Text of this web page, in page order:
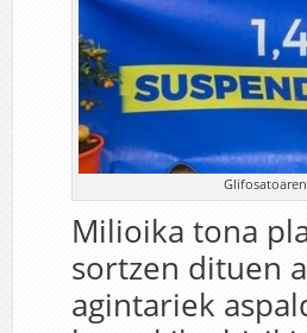
Milioika tona
sortzen dituen
agintariek